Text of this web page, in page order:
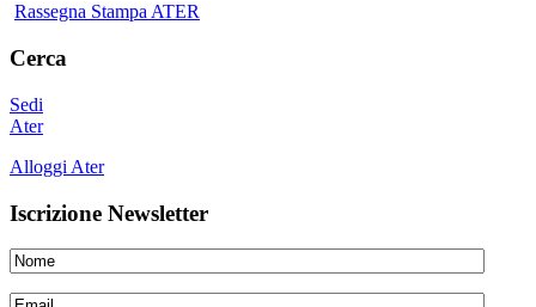
Rassegna Stampa ATER
Cerca
Sedi
Ater
Alloggi Ater
Iscrizione Newsletter